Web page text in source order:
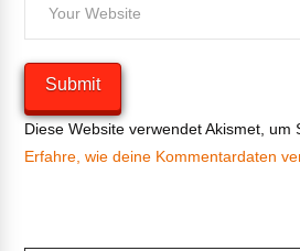
Diese Website verwendet Akismet, um
Erfahre, wie deine Kommentardaten